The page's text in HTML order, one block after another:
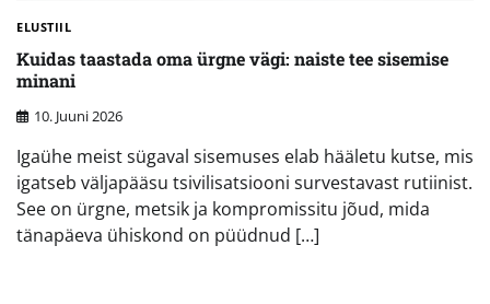
ELUSTIIL
Kuidas taastada oma ürgne vägi: naiste tee sisemise
minani
10. Juuni 2026
Igaühe meist sügaval sisemuses elab hääletu kutse, mis
igatseb väljapääsu tsivilisatsiooni survestavast rutiinist.
See on ürgne, metsik ja kompromissitu jõud, mida
tänapäeva ühiskond on püüdnud […]